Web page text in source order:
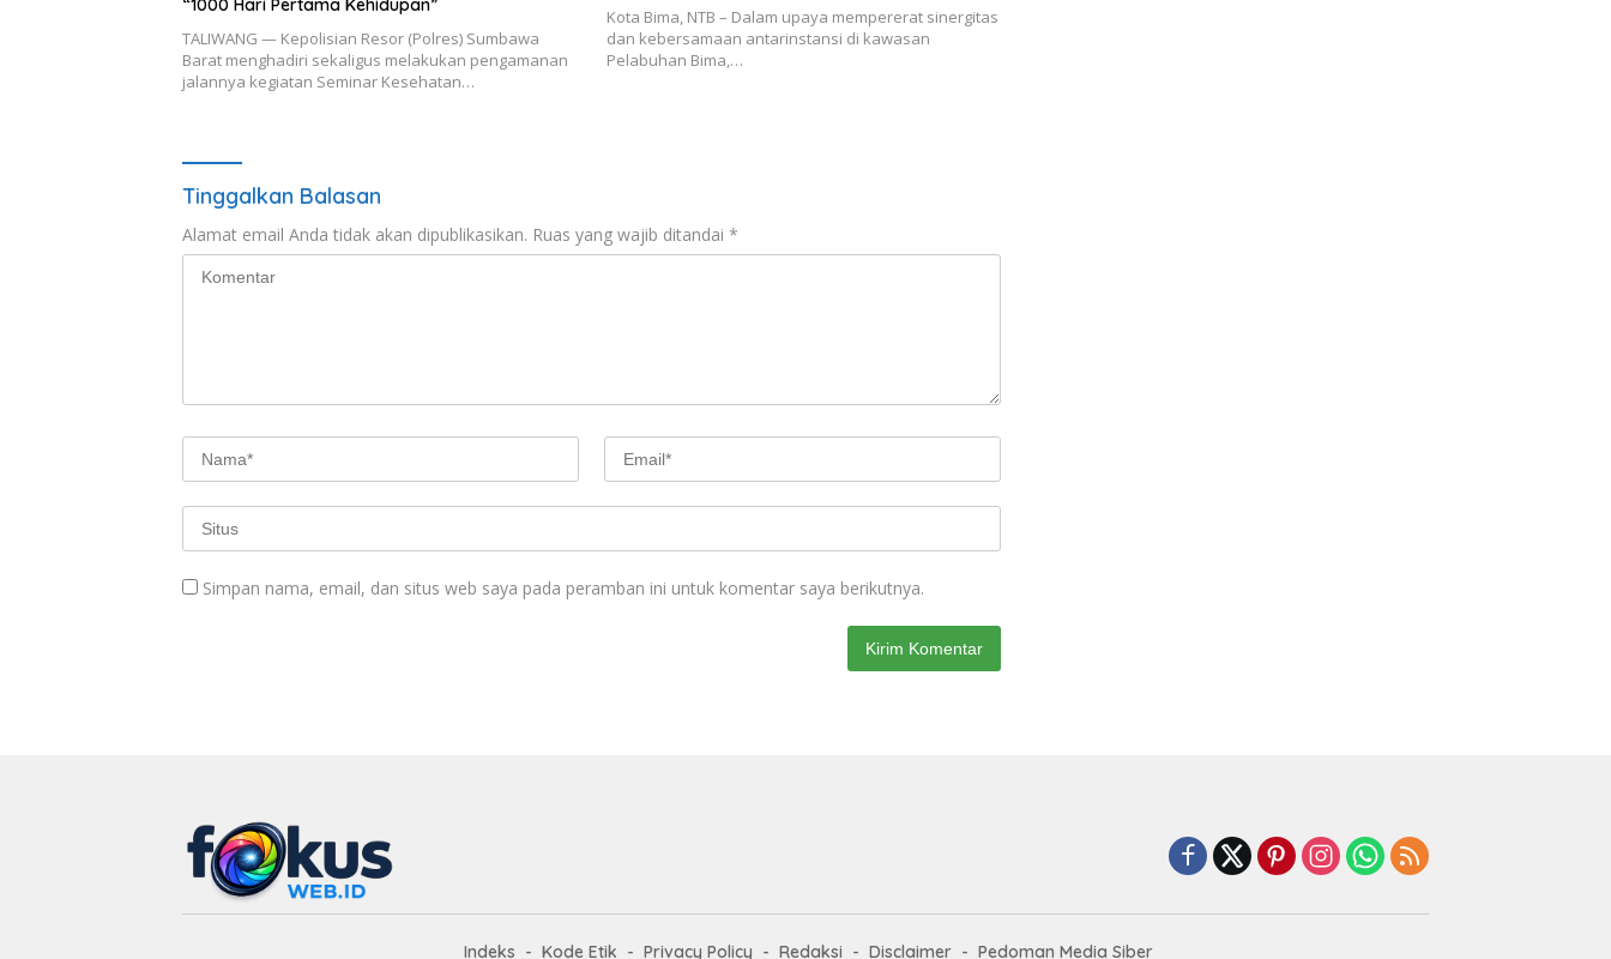
“1000 Hari Pertama Kehidupan”
TALIWANG — Kepolisian Resor (Polres) Sumbawa
Barat menghadiri sekaligus melakukan pengamanan
jalannya kegiatan Seminar Kesehatan…
Kota Bima, NTB – Dalam upaya mempererat sinergitas
dan kebersamaan antarinstansi di kawasan
Pelabuhan Bima,…
Tinggalkan Balasan
Alamat email Anda tidak akan dipublikasikan. Ruas yang wajib ditandai *
Simpan nama, email, dan situs web saya pada peramban ini untuk komentar saya berikutnya.
Indeks Kode Etik Privacy Policy Redaksi Disclaimer Pedoman Media Siber